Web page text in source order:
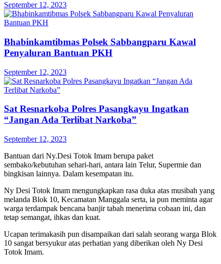
September 12, 2023
Bhabinkamtibmas Polsek Sabbangparu Kawal
Penyaluran Bantuan PKH
September 12, 2023
Sat Resnarkoba Polres Pasangkayu Ingatkan
“Jangan Ada Terlibat Narkoba”
September 12, 2023
Bantuan dari Ny.Desi Totok Imam berupa paket
sembako/kebutuhan sehari-hari, antara lain Telur, Supermie dan
bingkisan lainnya. Dalam kesempatan itu.
Ny Desi Totok Imam mengungkapkan rasa duka atas musibah yang
melanda Blok 10, Kecamatan Manggala serta, ia pun meminta agar
warga terdampak bencana banjir tabah menerima cobaan ini, dan
tetap semangat, ihkas dan kuat.
Ucapan terimakasih pun disampaikan dari salah seorang warga Blok
10 sangat bersyukur atas perhatian yang diberikan oleh Ny Desi
Totok Imam.